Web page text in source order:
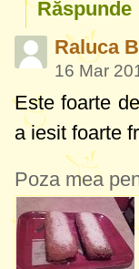
Răspunde
Raluca
16 Mar
Este foarte
a iesit foarte
Poza mea